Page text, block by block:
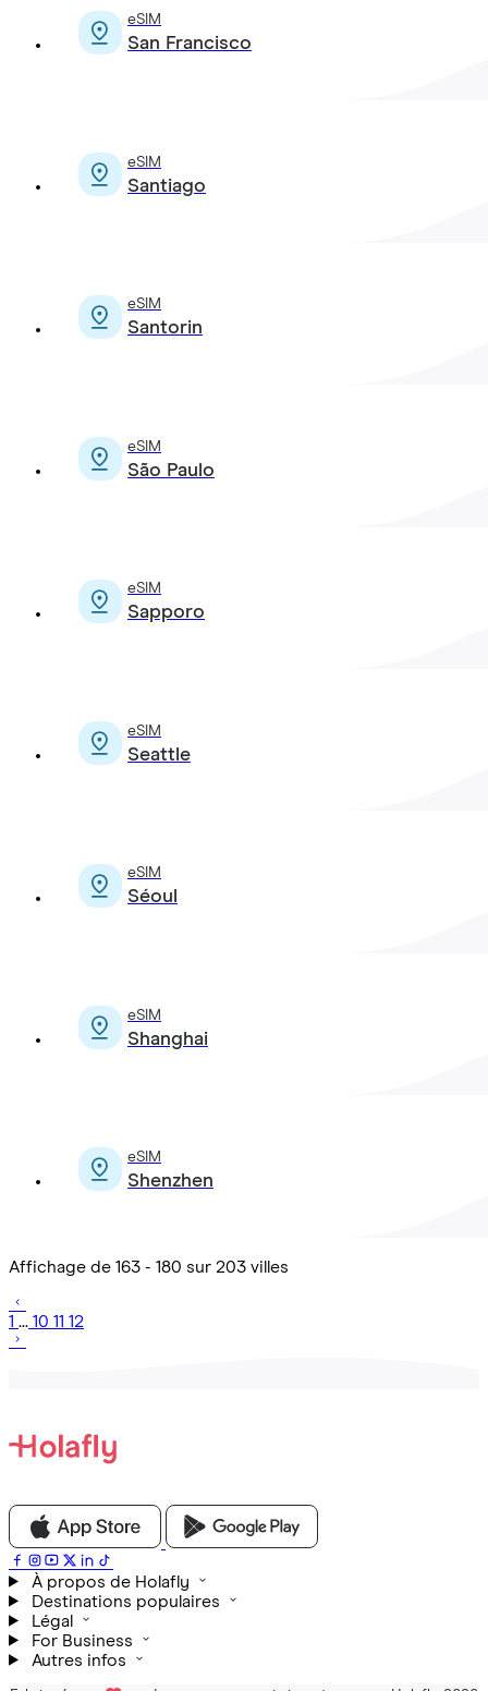
eSIM
San Francisco
eSIM
Santiago
eSIM
Santorin
eSIM
São Paulo
eSIM
Sapporo
eSIM
Seattle
eSIM
Séoul
eSIM
Shanghai
eSIM
Shenzhen
Affichage de 163 - 180 sur 203 villes
1 ... 10 11 12
À propos de Holafly
Destinations populaires
Légal
For Business
Autres infos